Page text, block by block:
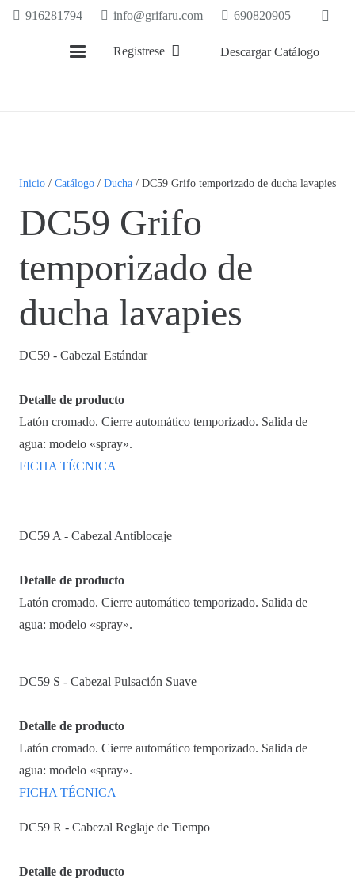
916281794 info@grifaru.com 690820905
Registrese Descargar Catálogo
Inicio / Catálogo / Ducha / DC59 Grifo temporizado de ducha lavapies
DC59 Grifo
temporizado de
ducha lavapies
DC59 - Cabezal Estándar
Detalle de producto
Latón cromado. Cierre automático temporizado. Salida de
agua: modelo «spray».
FICHA TÉCNICA
DC59 A - Cabezal Antiblocaje
Detalle de producto
Latón cromado. Cierre automático temporizado. Salida de
agua: modelo «spray».
DC59 S - Cabezal Pulsación Suave
Detalle de producto
Latón cromado. Cierre automático temporizado. Salida de
agua: modelo «spray».
FICHA TÉCNICA
DC59 R - Cabezal Reglaje de Tiempo
Detalle de producto